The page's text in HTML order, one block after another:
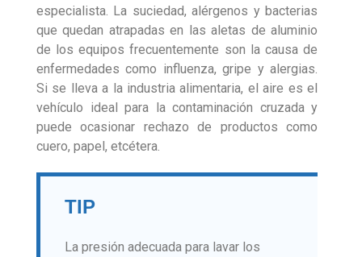
especialista. La suciedad, alérgenos y bacterias
que quedan atrapadas en las aletas de aluminio
de los equipos frecuentemente son la causa de
enfermedades como influenza, gripe y alergias.
Si se lleva a la industria alimentaria, el aire es el
vehículo ideal para la contaminación cruzada y
puede ocasionar rechazo de productos como
cuero, papel, etcétera.
TIP
La presión adecuada para lavar los